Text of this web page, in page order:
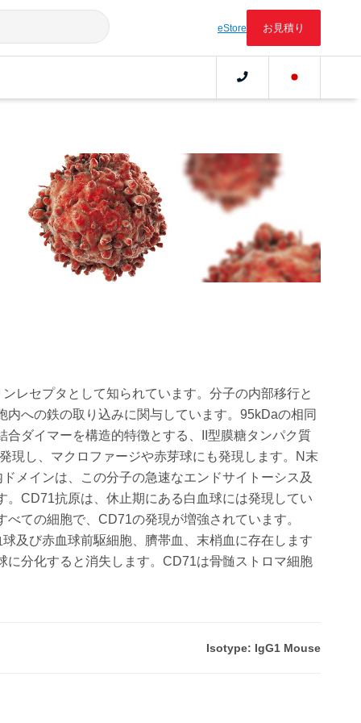
eStore お見積り
レセプタとして知られています。分子の内部移行と
内への鉄の取り込みに関与しています。95kDaの相同
合ダイマーを構造的特徴とする、II型膜糖タンパク質
現し、マクロファージや赤芽球にも発現します。N末
メインは、この分子の急速なエンドサイトーシス及
。CD71抗原は、休止期にある白血球には発現してい
べての細胞で、CD71の発現が増強されています。
及び赤血球前駆細胞、臍帯血、末梢血に存在します
に分化すると消失します。CD71は骨髄ストロマ細胞
Isotype: IgG1 Mouse